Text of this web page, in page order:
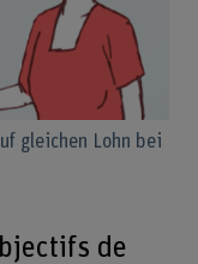
gleichen Lohn bei
de